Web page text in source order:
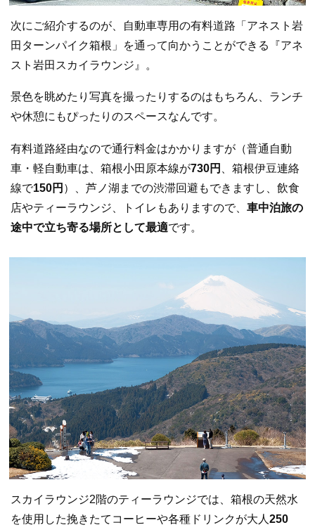
次にご紹介するのが、自動車専用の有料道路「アネスト岩
田ターンパイク箱根」を通って向かうことができる『アネ
スト岩田スカイラウンジ』。
景色を眺めたり写真を撮ったりするのはもちろん、ランチ
や休憩にもぴったりのスペースなんです。
有料道路経由なので通行料金はかかりますが（普通自動
車・軽自動車は、箱根小田原本線が730円
、箱根伊豆連絡
線で150円 ）、芦ノ湖までの渋滞回避もできますし、飲食
店やティーラウンジ、トイレもありますので、 車中泊旅の
途中で立ち寄る場所として最適です。
スカイラウンジ2階のティーラウンジでは、箱根の天然水
を使用した挽きたてコーヒーや各種ドリンクが大人 250